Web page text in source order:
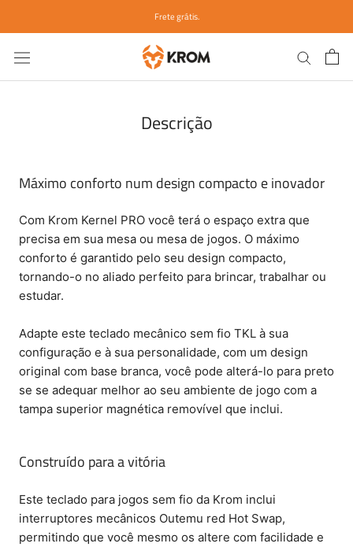
conteúdo
Frete grátis.
Descrição
Máximo conforto num design compacto e inovador
Com Krom Kernel PRO você terá o espaço extra que
precisa em sua mesa ou mesa de jogos. O máximo
conforto é garantido pelo seu design compacto,
tornando-o no aliado perfeito para brincar, trabalhar ou
estudar.
Adapte este teclado mecânico sem fio TKL à sua
configuração e à sua personalidade, com um design
original com base branca, você pode alterá-lo para preto
se se adequar melhor ao seu ambiente de jogo com a
tampa superior magnética removível que inclui.
Construído para a vitória
Este teclado para jogos sem fio da Krom inclui
interruptores mecânicos Outemu red Hot Swap,
permitindo que você mesmo os altere com facilidade e